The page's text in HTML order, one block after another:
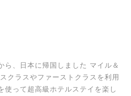
ら、日本に帰国しました マイル＆
クラスやファーストクラスを利用
使って超高級ホテルステイを楽し